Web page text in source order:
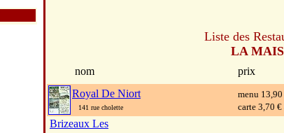
Liste des
LA
nom prix
Royal De Niort
141 rue cholette
menu
carte 3,70
Brizeaux Les